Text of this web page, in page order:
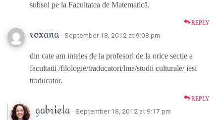
subsol pe la Facultatea de Matematică.
REPLY
roxana · September 18, 2012 at 9:08 pm
din cate am inteles de la profesori de la orice sectie a
facultatii /filologie/traducatori/lma/studii culturale/ iesi
traducator.
REPLY
gabriela · September 18, 2012 at 9:17 pm